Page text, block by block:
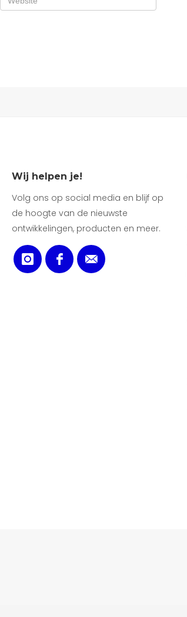
Wij helpen je!
Volg ons op social media en blijf op
de hoogte van de nieuwste
ontwikkelingen, producten en meer.